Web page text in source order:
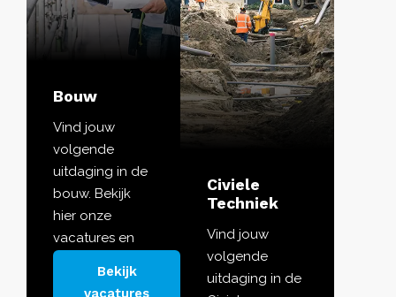
Bouw
Vind jouw
volgende
uitdaging in de
bouw. Bekijk
hier onze
vacatures en
ontdek de rol
Bekijk
vacatures
Civiele
Techniek
Vind jouw
volgende
uitdaging in de